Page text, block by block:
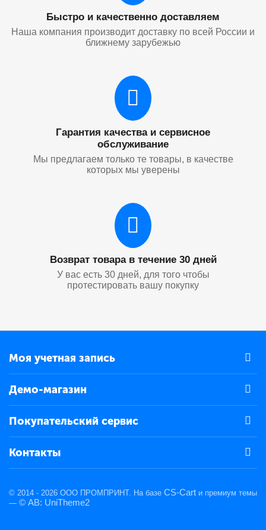
Быстро и качественно доставляем
Наша компания производит доставку по всей России и
ближнему зарубежью
Гарантия качества и сервисное
обслуживание
Мы предлагаем только те товары, в качестве
которых мы уверены
Возврат товара в течение 30 дней
У вас есть 30 дней, для того чтобы
протестировать вашу покупку
Моя учетная запись
Демо-магазин
Покупательский сервис
Контакты
© 2014 - 2026 ООО ПРОМПРИНТ. На базе CS-Cart и премиум темы
— © AB: UniTheme2